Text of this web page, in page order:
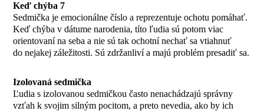
Keď chýba 7
Sedmička je emocionálne číslo a reprezentuje ochotu pomáhať.
Keď chýba v dátume narodenia, títo ľudia sú potom viac
orientovaní na seba a nie sú tak ochotní nechať sa vtiahnuť
do nejakej záležitosti. Sú zdržanliví a majú problém presadiť sa.
Izolovaná sedmička
Ľudia s izolovanou sedmičkou často nenachádzajú správny
vzťah k svojim silným pocitom, a preto nevedia, ako by ich